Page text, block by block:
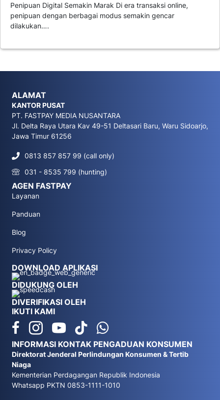
Penipuan Digital Semakin Marak Di era transaksi online,
penipuan dengan berbagai modus semakin gencar
dilakukan….
ALAMAT
KANTOR PUSAT
PT. FASTPAY MEDIA NUSANTARA
Jl. Delta Raya Utara Kav 49-51 Deltasari Baru, Waru Sidoarjo,
Jawa Timur 61256
0813 857 857 99 (call only)
031 - 8535 799 (hunting)
AGEN FASTPAY
Layanan
Panduan
Blog
Privacy Policy
DOWNLOAD APLIKASI
DIDUKUNG OLEH
DIVERIFIKASI OLEH
IKUTI KAMI
INFORMASI KONTAK PENGADUAN KONSUMEN
Direktorat Jenderal Perlindungan Konsumen & Tertib
Niaga
Kementerian Perdagangan Republik Indonesia
Whatsapp PKTN 0853-1111-1010